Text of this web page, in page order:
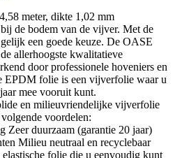
meter, dikte 1,02 mm
de bodem van de vijver. Met de
een goede keuze. De OASE
allerhoogste kwalitatieve
door professionele hoveniers en
EPDM folie is een vijverfolie waar u
mee vooruit kunt.
en milieuvriendelijke vijverfolie
voordelen:
Zeer duurzaam (garantie 20 jaar)
Milieu neutraal en recyclebaar
folie die u eenvoudig kunt